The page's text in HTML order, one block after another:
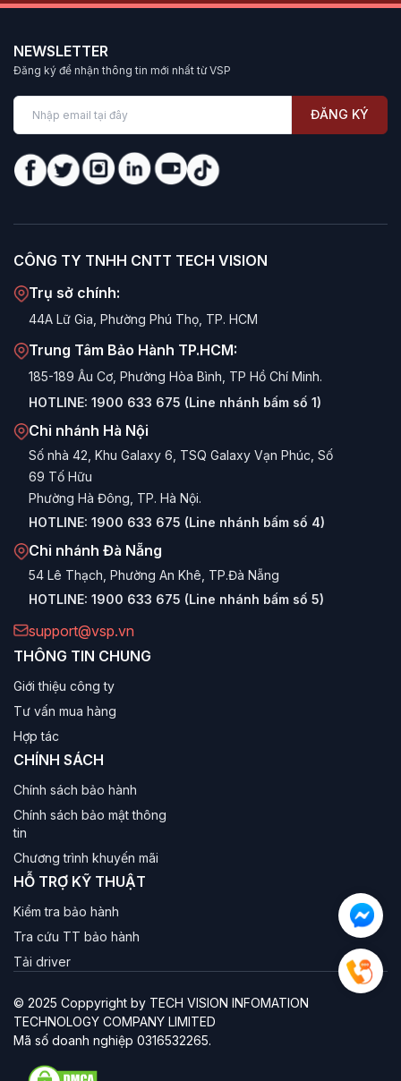
NEWSLETTER
Đăng ký để nhận thông tin mới nhất từ VSP
ĐĂNG KÝ
CÔNG TY TNHH CNTT TECH VISION
Trụ sở chính:
44A Lữ Gia, Phường Phú Thọ, TP. HCM
Trung Tâm Bảo Hành TP.HCM:
185-189 Âu Cơ, Phường Hòa Bình, TP Hồ Chí Minh.
HOTLINE: 1900 633 675 (Line nhánh bấm số 1)
Chi nhánh Hà Nội
Số nhà 42, Khu Galaxy 6, TSQ Galaxy Vạn Phúc, Số
69 Tố Hữu
Phường Hà Đông, TP. Hà Nội.
HOTLINE: 1900 633 675 (Line nhánh bấm số 4)
Chi nhánh Đà Nẵng
54 Lê Thạch, Phường An Khê, TP.Đà Nẵng
HOTLINE: 1900 633 675 (Line nhánh bấm số 5)
support@vsp.vn
THÔNG TIN CHUNG
Giới thiệu công ty
Tư vấn mua hàng
Hợp tác
CHÍNH SÁCH
Chính sách bảo hành
Chính sách bảo mật thông
tin
Chương trình khuyến mãi
HỖ TRỢ KỸ THUẬT
Kiểm tra bảo hành
Tra cứu TT bảo hành
Tải driver
© 2025 Coppyright by TECH VISION INFOMATION
TECHNOLOGY COMPANY LIMITED
Mã số doanh nghiệp 0316532265.